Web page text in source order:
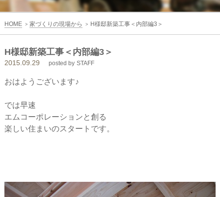
ー
ポ
レ
シ
HOME > 家づくりの現場から > H様邸新築工事＜内部編3＞
H様邸新築工事＜内部編3＞
2015.09.29 posted by STAFF
おはようございます♪
では早速
エムコーポレーションと創る
楽しい住まいのスタートです。